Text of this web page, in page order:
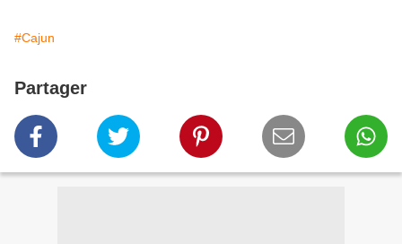
#Cajun
Partager